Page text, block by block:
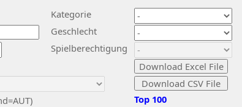
Kategorie
Geschlecht
Spielberechtigung
Top 100